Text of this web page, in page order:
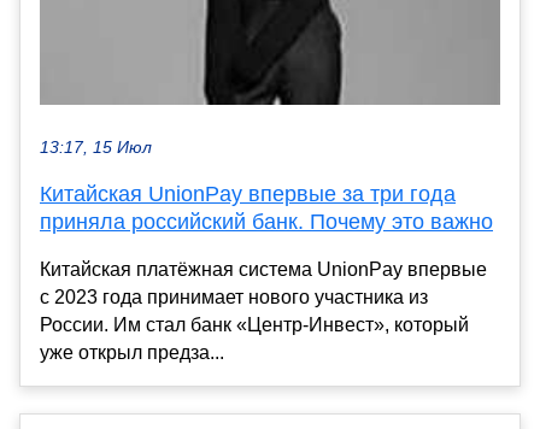
13:17, 15 Июл
Китайская UnionPay впервые за три года
приняла российский банк. Почему это важно
Китайская платёжная система UnionPay впервые
с 2023 года принимает нового участника из
России. Им стал банк «Центр-Инвест», который
уже открыл предза...